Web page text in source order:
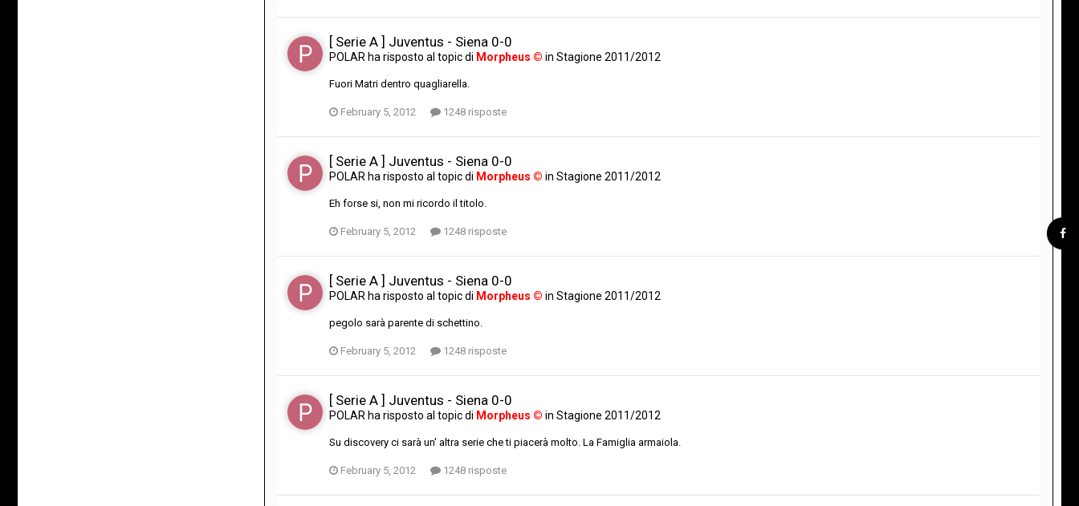
[ Serie A ] Juventus - Siena 0-0
POLAR ha risposto al topic di Morpheus © in Stagione 2011/2012
Fuori Matri dentro quagliarella.
February 5, 2012 1248 risposte
[ Serie A ] Juventus - Siena 0-0
POLAR ha risposto al topic di Morpheus © in Stagione 2011/2012
Eh forse si, non mi ricordo il titolo.
February 5, 2012 1248 risposte
[ Serie A ] Juventus - Siena 0-0
POLAR ha risposto al topic di Morpheus © in Stagione 2011/2012
pegolo sarà parente di schettino.
February 5, 2012 1248 risposte
[ Serie A ] Juventus - Siena 0-0
POLAR ha risposto al topic di Morpheus © in Stagione 2011/2012
Su discovery ci sarà un' altra serie che ti piacerà molto. La Famiglia armaiola.
February 5, 2012 1248 risposte